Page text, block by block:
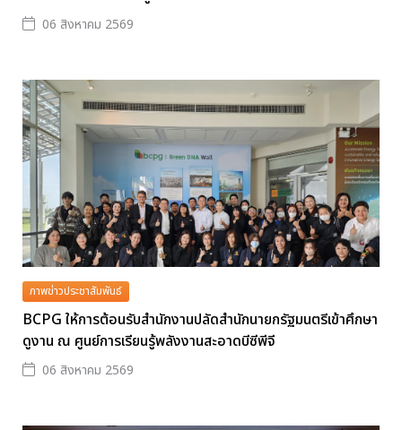
06 สิงหาคม 2569
ภาพข่าวประชาสัมพันธ์
BCPG ให้การต้อนรับสำนักงานปลัดสำนักนายกรัฐมนตรีเข้าศึกษา
ดูงาน ณ ศูนย์การเรียนรู้พลังงานสะอาดบีซีพีจี
06 สิงหาคม 2569